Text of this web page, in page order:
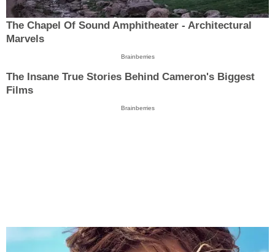
The Chapel Of Sound Amphitheater - Architectural
Marvels
Brainberries
The Insane True Stories Behind Cameron's Biggest
Films
Brainberries